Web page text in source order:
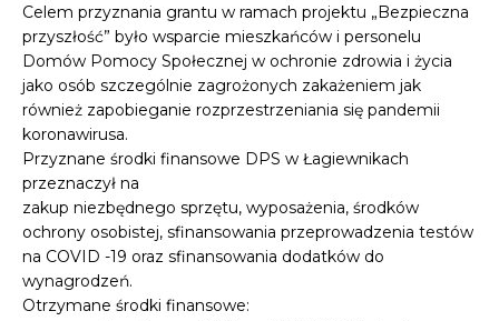
Celem przyznania grantu w ramach projektu „Bezpieczna
przyszłość” było wsparcie mieszkańców i personelu
Domów Pomocy Społecznej w ochronie zdrowia i życia
jako osób szczególnie zagrożonych zakażeniem jak
również zapobieganie rozprzestrzeniania się pandemii
koronawirusa.
Przyznane środki finansowe DPS w Łagiewnikach
przeznaczył na
zakup niezbędnego sprzętu, wyposażenia, środków
ochrony osobistej, sfinansowania przeprowadzenia testów
na COVID -19 oraz sfinansowania dodatków do
wynagrodzeń.
Otrzymane środki finansowe: